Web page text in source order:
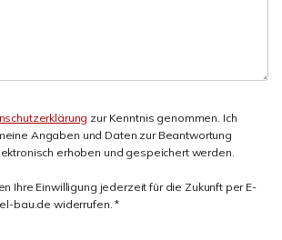
zur Kenntnis genommen. Ich
Angaben und Daten zur Beantwortung
erhoben und gespeichert werden.
Ihre Einwilligung jederzeit für die Zukunft per E-
bau.de widerrufen. *